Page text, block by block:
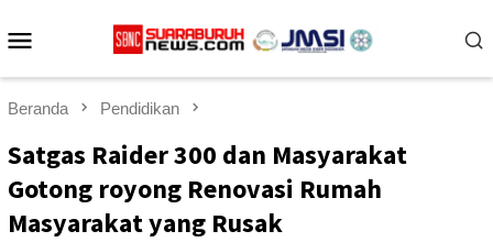
ke
Beranda Pendidikan
Satgas Raider 300 dan Masyarakat
Gotong royong Renovasi Rumah
Masyarakat yang Rusak